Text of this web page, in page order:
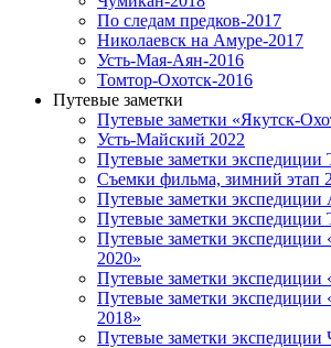
По следам предков-2017
Николаевск на Амуре-2017
Усть-Мая-Аян-2016
Томтор-Охотск-2016
Путевые заметки
Путевые заметки «Якутск-
Усть-Майский 2022
Путевые заметки экспедиции
Съемки фильма, зимний этап
Путевые заметки экспедиции
Путевые заметки экспедиции
Путевые заметки экспедиции
2020»
Путевые заметки экспедиции
Путевые заметки экспедиции
2018»
Путевые заметки экспедиции